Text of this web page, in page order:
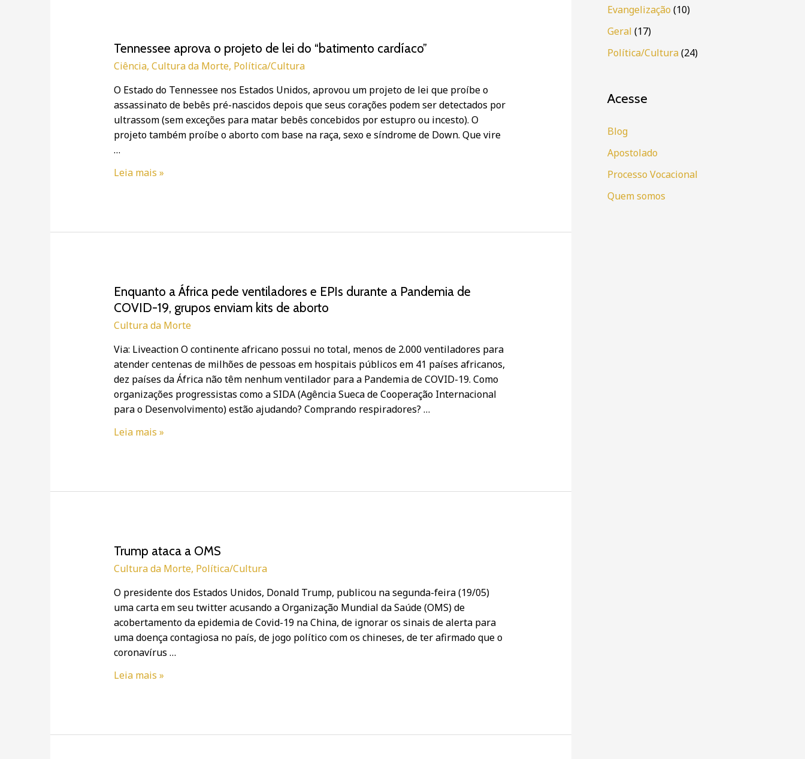
Tennessee aprova o projeto de lei do “batimento cardíaco”
Ciência,Cultura da Morte, Política/Cultura
O Estado do Tennessee nos Estados Unidos, aprovou um projeto de lei que proíbe o
assassinato de bebês pré-nascidos depois que seus corações podem ser detectados por
ultrassom (sem exceções para matar bebês concebidos por estupro ou incesto). O
projeto também proíbe o aborto com base na raça, sexo e síndrome de Down. Que vire
…
Tennessee
aprova
projeto
de
lei
do
“batimento
cardíaco”
Leia mais »
Enquanto a África pede ventiladores e EPIs durante a Pandemia de
COVID-19, grupos enviam kits de aborto
Cultura da Morte
Via: Liveaction O continente africano possui no total, menos de 2.000 ventiladores para
atender centenas de milhões de pessoas em hospitais públicos em 41 países africanos,
dez países da África não têm nenhum ventilador para a Pandemia de COVID-19. Como
organizações progressistas como a SIDA (Agência Sueca de Cooperação Internacional
para o Desenvolvimento) estão ajudando? Comprando respiradores? …
Enquanto
a
África
ventiladores
e
EPIs
durante
a
de
aborto
Leia mais »
Trump ataca a OMS
Cultura da Morte, Política/Cultura
O presidente dos Estados Unidos, Donald Trump, publicou na segunda-feira (19/05)
uma carta em seu twitter acusando a Organização Mundial da Saúde (OMS) de
acobertamento da epidemia de Covid-19 na China, de ignorar os sinais de alerta para
uma doença contagiosa no país, de jogo político com os chineses, de ter afirmado que o
coronavírus …
Trump
ataca
OMS
Leia mais »
Evangelização (10)
Geral (17)
Política/Cultura(24)
Acesse
Blog
Apostolado
Processo Vocacional
Quem somos